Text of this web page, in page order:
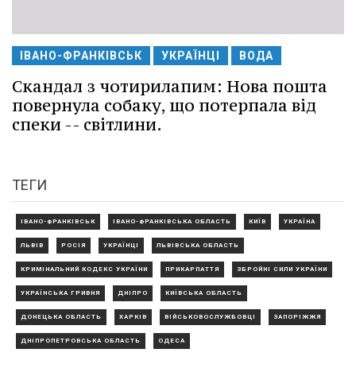
ІВАНО-ФРАНКІВСЬК УКРАЇНЦІ ВОДА
Скандал з чотирилапим: Нова пошта
повернула собаку, що потерпала від
спеки -- світлини.
ТЕГИ
ІВАНО-ФРАНКІВСЬК ІВАНО-ФРАНКІВСЬКА ОБЛАСТЬ КИЇВ УКРАЇНА
ЛЬВІВ РОСІЯ УКРАЇНЦІ ЛЬВІВСЬКА ОБЛАСТЬ
КРИМІНАЛЬНИЙ КОДЕКС УКРАЇНИ ПРИКАРПАТТЯ ЗБРОЙНІ СИЛИ УКРАЇНИ
УКРАЇНСЬКА ГРИВНЯ ДНІПРО КИЇВСЬКА ОБЛАСТЬ
ДОНЕЦЬКА ОБЛАСТЬ ХАРКІВ ВІЙСЬКОВОСЛУЖБОВЦІ ЗАПОРІЖЖЯ
ДНІПРОПЕТРОВСЬКА ОБЛАСТЬ ОДЕСА